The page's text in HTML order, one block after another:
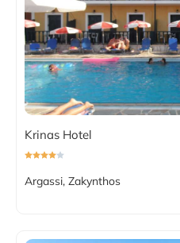
Krinas Hotel
Argassi, Zakynthos